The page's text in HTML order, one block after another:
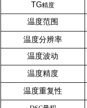
TG精度
温度范围
温度分辨率
温度波动
温度精度
温度重复性